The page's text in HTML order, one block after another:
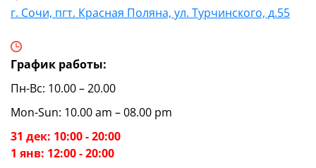
г. Сочи, пгт. Красная Поляна, ул. Турчинского, д.55
График работы:
Пн-Вс: 10.00 – 20.00
Mon-Sun: 10.00 am – 08.00 pm
31 дек: 10:00 - 20:00
1 янв: 12:00 - 20:00